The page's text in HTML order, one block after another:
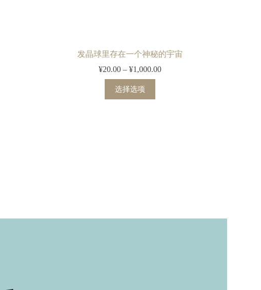
发晶球里存在一个神秘的宇宙
¥20.00 – ¥1,000.00
选择选项